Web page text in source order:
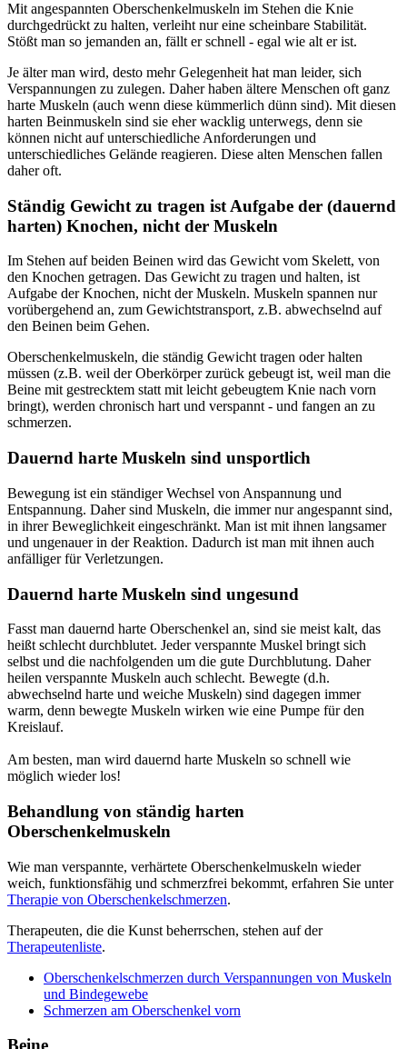
Mit angespannten Oberschenkelmuskeln im Stehen die Knie
durchgedrückt zu halten, verleiht nur eine scheinbare Stabilität.
Stößt man so jemanden an, fällt er schnell - egal wie alt er ist.
Je älter man wird, desto mehr Gelegenheit hat man leider, sich
Verspannungen zu zulegen. Daher haben ältere Menschen oft ganz
harte Muskeln (auch wenn diese kümmerlich dünn sind). Mit diesen
harten Beinmuskeln sind sie eher wacklig unterwegs, denn sie
können nicht auf unterschiedliche Anforderungen und
unterschiedliches Gelände reagieren. Diese alten Menschen fallen
daher oft.
Ständig Gewicht zu tragen ist Aufgabe der (dauernd
harten) Knochen, nicht der Muskeln
Im Stehen auf beiden Beinen wird das Gewicht vom Skelett, von
den Knochen getragen. Das Gewicht zu tragen und halten, ist
Aufgabe der Knochen, nicht der Muskeln. Muskeln spannen nur
vorübergehend an, zum Gewichtstransport, z.B. abwechselnd auf
den Beinen beim Gehen.
Oberschenkelmuskeln, die ständig Gewicht tragen oder halten
müssen (z.B. weil der Oberkörper zurück gebeugt ist, weil man die
Beine mit gestrecktem statt mit leicht gebeugtem Knie nach vorn
bringt), werden chronisch hart und verspannt - und fangen an zu
schmerzen.
Dauernd harte Muskeln sind unsportlich
Bewegung ist ein ständiger Wechsel von Anspannung und
Entspannung. Daher sind Muskeln, die immer nur angespannt sind,
in ihrer Beweglichkeit eingeschränkt. Man ist mit ihnen langsamer
und ungenauer in der Reaktion. Dadurch ist man mit ihnen auch
anfälliger für Verletzungen.
Dauernd harte Muskeln sind ungesund
Fasst man dauernd harte Oberschenkel an, sind sie meist kalt, das
heißt schlecht durchblutet. Jeder verspannte Muskel bringt sich
selbst und die nachfolgenden um die gute Durchblutung. Daher
heilen verspannte Muskeln auch schlecht. Bewegte (d.h.
abwechselnd harte und weiche Muskeln) sind dagegen immer
warm, denn bewegte Muskeln wirken wie eine Pumpe für den
Kreislauf.
Am besten, man wird dauernd harte Muskeln so schnell wie
möglich wieder los!
Behandlung von ständig harten
Oberschenkelmuskeln
Wie man verspannte, verhärtete Oberschenkelmuskeln wieder
weich, funktionsfähig und schmerzfrei bekommt, erfahren Sie unter
Therapie von Oberschenkelschmerzen.
Therapeuten, die die Kunst beherrschen, stehen auf der
Therapeutenliste.
Oberschenkelschmerzen durch Verspannungen von Muskeln
und Bindegewebe
Schmerzen am Oberschenkel vorn